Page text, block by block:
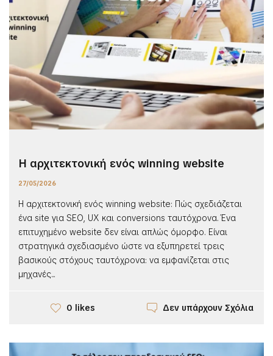
Η αρχιτεκτονική ενός winning website
27/05/2026
Η αρχιτεκτονική ενός winning website: Πώς σχεδιάζεται
ένα site για SEO, UX και conversions ταυτόχρονα. Ένα
επιτυχημένο website δεν είναι απλώς όμορφο. Είναι
στρατηγικά σχεδιασμένο ώστε να εξυπηρετεί τρεις
βασικούς στόχους ταυτόχρονα: να εμφανίζεται στις
μηχανές...
0 likes Δεν υπάρχουν Σχόλια